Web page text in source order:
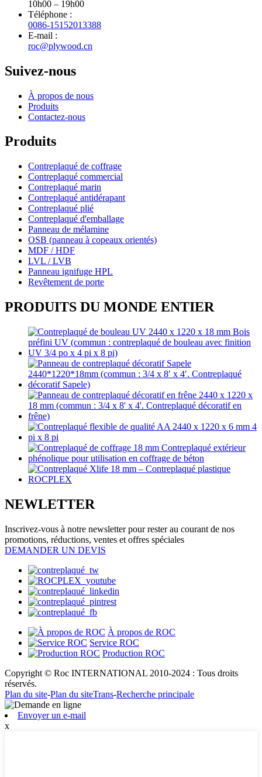
10h00 – 19h00
Téléphone :
0086-15152013388
E-mail :
roc@plywood.cn
Suivez-nous
À propos de nous
Produits
Contactez-nous
Produits
Contreplaqué de coffrage
Contreplaqué commercial
Contreplaqué marin
Contreplaqué antidérapant
Contreplaqué plié
Contreplaqué d'emballage
Panneau de mélamine
OSB (panneau à copeaux orientés)
MDF / HDF
LVL / LVB
Panneau ignifuge HPL
Revêtement de porte
PRODUITS DU MONDE ENTIER
NEWLETTER
Inscrivez-vous à notre newsletter pour rester au courant de nos
promotions, réductions, ventes et offres spéciales
DEMANDER UN DEVIS
À propos de ROC
Service ROC
Production ROC
Copyright © Roc INTERNATIONAL 2010-2024 : Tous droits
réservés.
Plan du site-Plan du siteTrans-Recherche principale
Envoyer un e-mail
x